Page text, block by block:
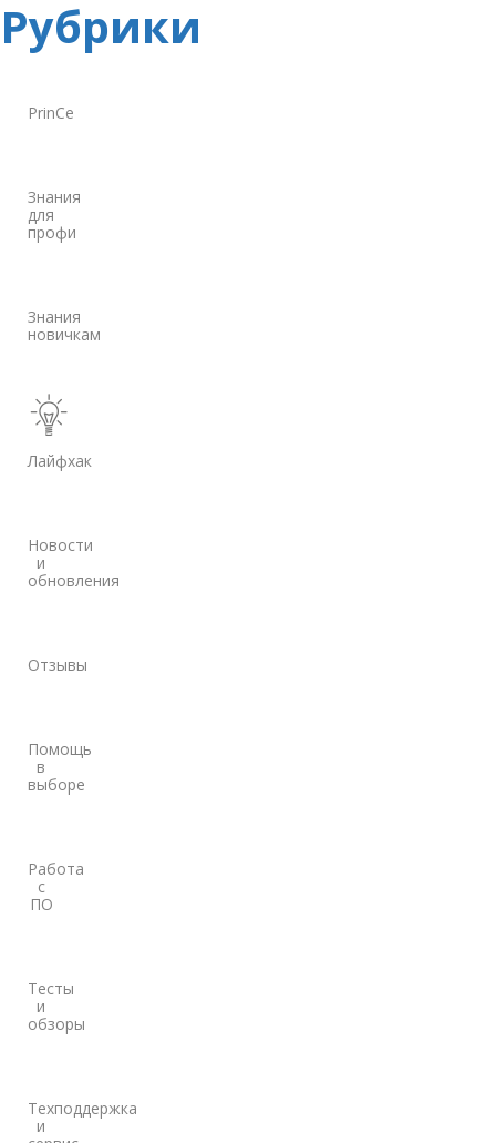
Рубрики
PrinCe
Знания
для
профи
Знания
новичкам
Лайфхак
Новости
и
обновления
Отзывы
Помощь
в
выборе
Работа
с
ПО
Тесты
и
обзоры
Техподдержка
и